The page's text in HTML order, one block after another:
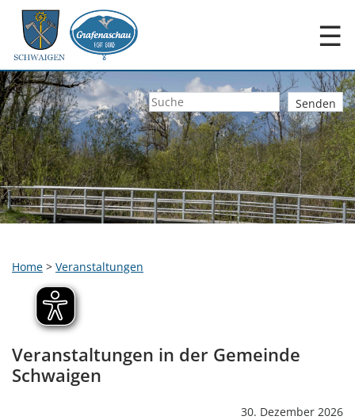
☰
Home > Veranstaltungen
Veranstaltungen in der Gemeinde
Schwaigen
30. Dezember 2026